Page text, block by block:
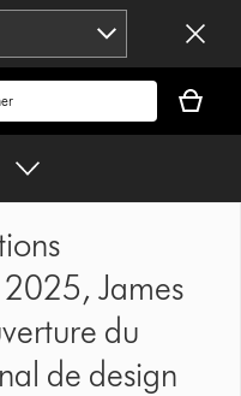
panier
est
James
du
de design